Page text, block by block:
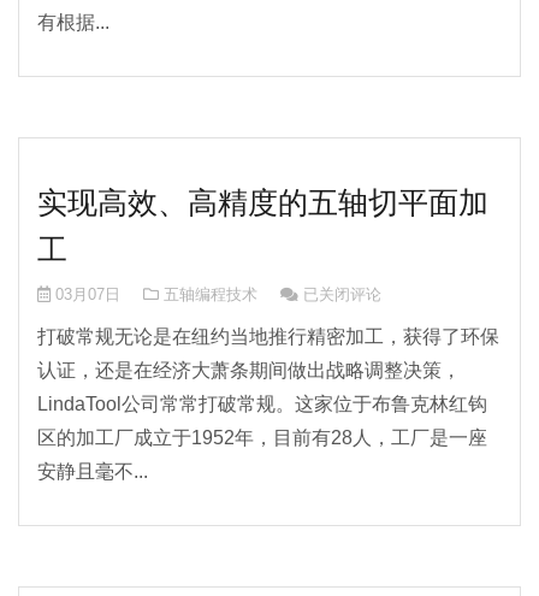
有根据...
实现高效、高精度的五轴切平面加
工
03月07日 五轴编程技术 实现高效、高精度的五轴切平面
已关闭评论
打破常规无论是在纽约当地推行精密加工，获得了环保
认证，还是在经济大萧条期间做出战略调整决策，
LindaTool公司常常打破常规。这家位于布鲁克林红钩
区的加工厂成立于1952年，目前有28人，工厂是一座
安静且毫不...